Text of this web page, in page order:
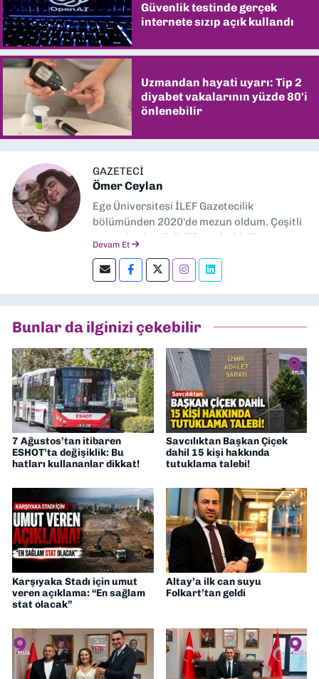
Güvenlik testinde gerçek
internete sızıp açık kullandı
Uzmandan hayati uyarı: Tip 2
diyabet vakalarının yüzde 80'i
önlenebilir
GAZETECİ
Ömer Ceylan
Ege Üniversitesi İLEF Gazetecilik
bölümünden 2020'de mezun oldum. Çeşitli
gazetelerde editörlük, muhabirlik yaptım.
editörlük yapıyorum.
Devam Et
Bunlar da ilginizi çekebilir
7 Ağustos’tan itibaren
ESHOT’ta değişiklik: Bu
hatları kullananlar dikkat!
Savcılıktan Başkan Çiçek
dahil 15 kişi hakkında
tutuklama talebi!
Karşıyaka Stadı için umut
veren açıklama: “En sağlam
stat olacak”
Altay’a ilk can suyu
Folkart’tan geldi